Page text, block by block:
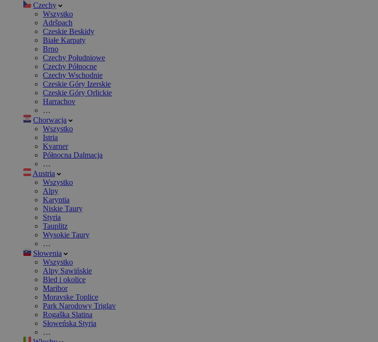
Czechy
Wszystko
Adršpach
Czeskie Beskidy
Białe Karpaty
Brno
Czechy Południowe
Czechy Północne
Czechy Wschodnie
Czeskie Góry Izerskie
Czeskie Góry Orlickie
Harrachov
…
Chorwacja
Wszystko
Istria
Kvarner
Północna Dalmacja
…
Austria
Wszystko
Alpy
Karyntia
Niskie Taury
Styria
Tauplitz
Wysokie Taury
…
Słowenia
Wszystko
Alpy Sawińskie
Bled i okolice
Maribor
Moravske Toplice
Park Narodowy Triglav
Rogaška Slatina
Słoweńska Styria
…